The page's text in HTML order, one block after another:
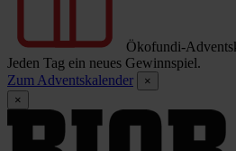
Ökofundi-
Jeden Tag ein neues Gewinnspiel.
Zum Adventskalender
×
×